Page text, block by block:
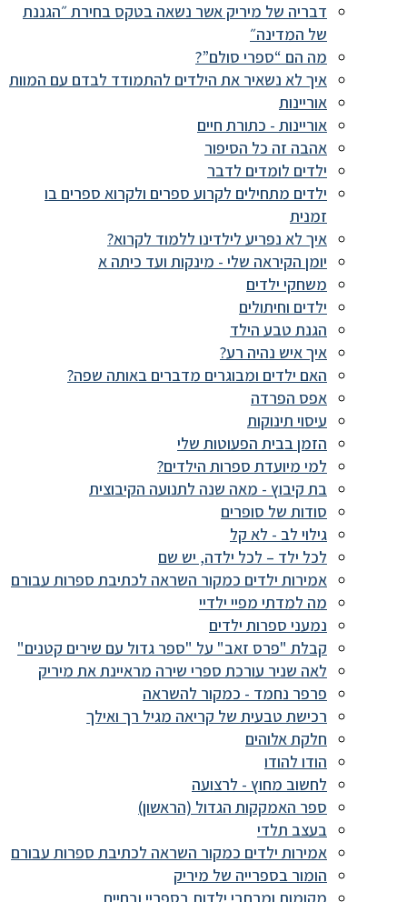
דבריה של מיריק אשר נשאה בטקס בחירת ״הגננת
של המדינה״
מה הם “ספרי סולם”?
איך לא נשאיר את הילדים להתמודד לבדם עם המוות
אוריינות
אוריינות - כתורת חיים
אהבה זה כל הסיפור
ילדים לומדים לדבר
ילדים מתחילים לקרוע ספרים ולקרוא ספרים בו
זמנית
איך לא נפריע לילדינו ללמוד לקרוא?
יומן הקיראה שלי - מינקות ועד כיתה א
משחקי ילדים
ילדים וחיתולים
הגנת טבע הילד
איך איש נהיה רע?
האם ילדים ומבוגרים מדברים באותה שפה?
אפס הפרדה
עיסוי תינוקות
הזמן בבית הפעוטות שלי
למי מיועדת ספרות הילדים?
בת קיבוץ - מאה שנה לתנועה הקיבוצית
סודות של סופרים
גילוי לב - לא קל
לכל ילד – לכל ילדה, יש שם
אמירות ילדים כמקור השראה לכתיבת ספרות עבורם
מה למדתי מפיי ילדיי
נמעני ספרות ילדים
קבלת "פרס זאב" על "ספר גדול עם שירים קטנים"
לאה שניר עורכת ספרי שירה מראיינת את מיריק
פרפר נחמד - כמקור להשראה
רכישת טבעית של קריאה מגיל רך ואילך
חלקת אלוהים
הודו להודו
לחשוב מחוץ - לרצועה
ספר האמקקות הגדול (הראשון)
בעצב תלדי
אמירות ילדים כמקור השראה לכתיבת ספרות עבורם
הומור בספרייה של מיריק